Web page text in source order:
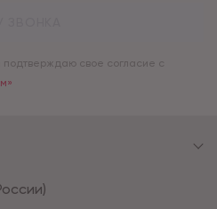
свое согласие с